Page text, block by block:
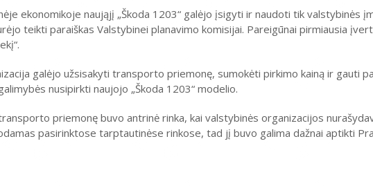
ekonomikoje naująjį „Škoda 1203“ galėjo įsigyti ir naudoti tik valstybinės
teikti paraiškas Valstybinei planavimo komisijai. Pareigūnai pirmiausia
galėjo užsisakyti transporto priemonę, sumokėti pirkimo kainą ir gauti
nusipirkti naujojo „Škoda 1203“ modelio.
priemonę buvo antrinė rinka, kai valstybinės organizacijos
pasirinktose tarptautinėse rinkose, tad jį buvo galima dažnai aptikti